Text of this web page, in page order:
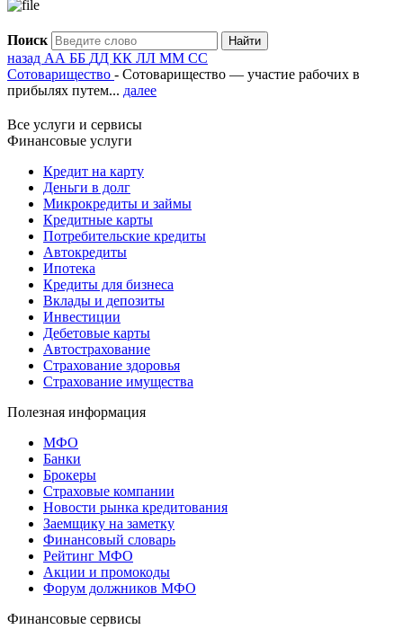
Поиск
назад АА ББ ДД КК ЛЛ ММ СС
Сотоварищество - Сотоварищество — участие рабочих в
прибылях путем... далее
Все услуги и сервисы
Финансовые услуги
Кредит на карту
Деньги в долг
Микрокредиты и займы
Кредитные карты
Потребительские кредиты
Автокредиты
Ипотека
Кредиты для бизнеса
Вклады и депозиты
Инвестиции
Дебетовые карты
Автострахование
Страхование здоровья
Страхование имущества
Полезная информация
МФО
Банки
Брокеры
Страховые компании
Новости рынка кредитования
Заемщику на заметку
Финансовый словарь
Рейтинг МФО
Акции и промокоды
Форум должников МФО
Финансовые сервисы